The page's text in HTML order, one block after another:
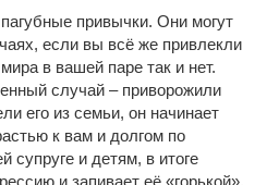
привычки. Они могут
если вы всё же привлекли
в вашей паре так и нет.
случай – приворожили
его из семьи, он начинает
к вам и долгом по
и детям, в итоге
и запивает её «горькой».